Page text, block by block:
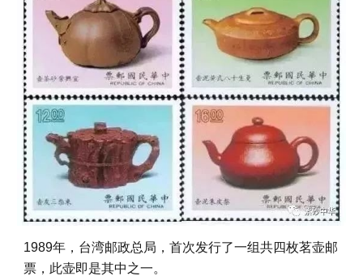
1989年，台湾邮政总局，首次发行了一组共四枚茗壶邮
票，此壶即是其中之一。